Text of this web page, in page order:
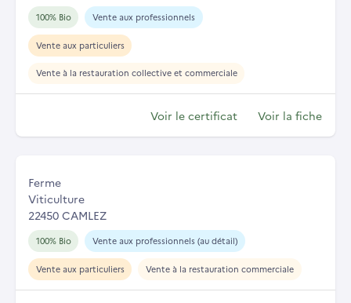
100% Bio Vente aux professionnels
Vente aux particuliers
Vente à la restauration collective et commerciale
Voir le certificat Voir la fiche
Ferme
Viticulture
22450 CAMLEZ
100% Bio Vente aux professionnels (au détail)
Vente aux particuliers Vente à la restauration commerciale